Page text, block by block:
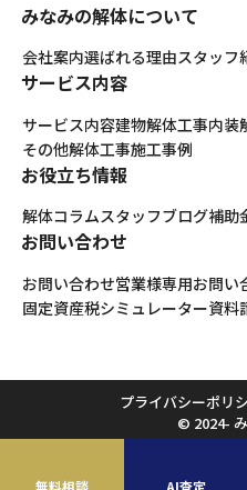
みなみの解体について
会社案内選ばれる理由スタッフ
サービス内容
サービス内容建物解体工事内装
その他解体工事施工事例
お役立ち情報
解体コラムスタッフブログ補助
お問い合わせ
お問い合わせ営業様専用お問い
固定資産税シミュレーター資料
無料相談 AI査定
プライバシーポリ
© 2024-